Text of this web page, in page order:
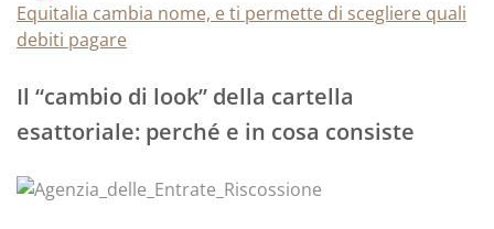
Equitalia cambia nome, e ti permette di scegliere quali
debiti pagare
Il “cambio di look” della cartella
esattoriale: perché e in cosa consiste